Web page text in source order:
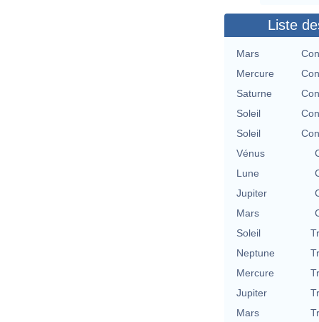
Liste
Mars
Mercure
Saturne
Soleil
Soleil
Vénus
Lune
Jupiter
Mars
Soleil
Neptune
Mercure
Jupiter
Mars